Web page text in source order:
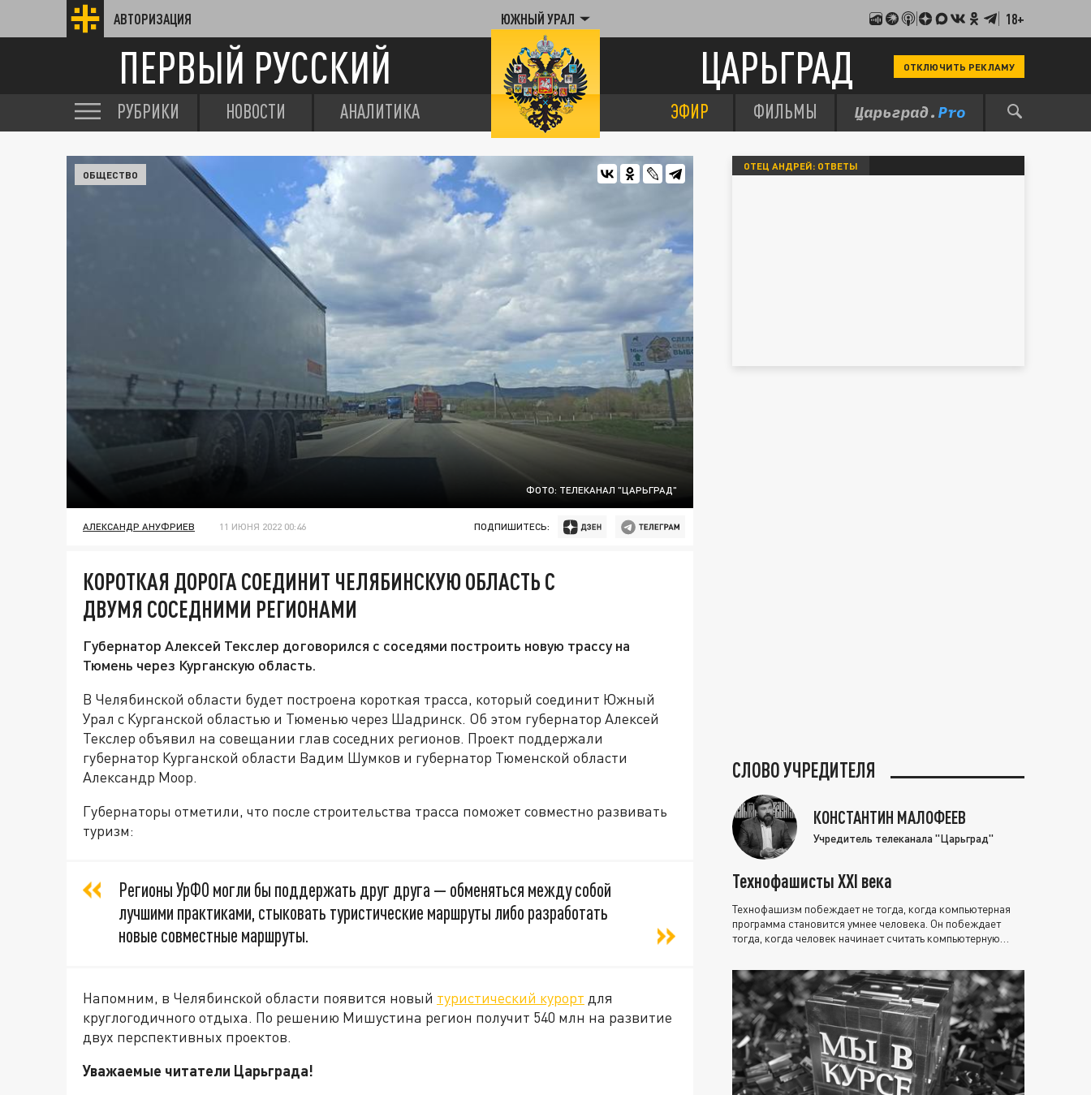
АВТОРИЗАЦИЯ ЮЖНЫЙ УРАЛ 18+
ПЕРВЫЙ РУССКИЙ ЦАРЬГРАД ОТКЛЮЧИТЬ РЕКЛАМУ
РУБРИКИ НОВОСТИ АНАЛИТИКА ЭФИР ФИЛЬМЫ
ФОТО: ТЕЛЕКАНАЛ "ЦАРЬГРАД"
ОБЩЕСТВО
АЛЕКСАНДР АНУФРИЕВ 11 ИЮНЯ 2022 00:46 ПОДПИШИТЕСЬ:
КОРОТКАЯ ДОРОГА СОЕДИНИТ ЧЕЛЯБИНСКУЮ ОБЛАСТЬ С
ДВУМЯ СОСЕДНИМИ РЕГИОНАМИ
Губернатор Алексей Текслер договорился с соседями построить новую трассу на
Тюмень через Курганскую область.
В Челябинской области будет построена короткая трасса, который соединит Южный
Урал с Курганской областью и Тюменью через Шадринск. Об этом губернатор Алексей
Текслер объявил на совещании глав соседних регионов. Проект поддержали
губернатор Курганской области Вадим Шумков и губернатор Тюменской области
Александр Моор.
Губернаторы отметили, что после строительства трасса поможет совместно развивать
туризм:
Регионы УрФО могли бы поддержать друг друга — обменяться между собой
лучшими практиками, стыковать туристические маршруты либо разработать
новые совместные маршруты.
Напомним, в Челябинской области появится новый туристический курорт для
круглогодичного отдыха. По решению Мишустина регион получит 540 млн на развитие
двух перспективных проектов.
Уважаемые читатели Царьграда!
ОТЕЦ АНДРЕЙ: ОТВЕТЫ
СЛОВО УЧРЕДИТЕЛЯ
КОНСТАНТИН МАЛОФЕЕВ
Учредитель телеканала "Царьград"
Технофашисты XXI века
Технофашизм побеждает не тогда, когда компьютерная
программа становится умнее человека. Он побеждает
тогда, когда человек начинает считать компьютерную